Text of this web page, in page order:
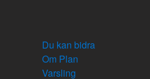
Du kan bidra
Om Plan
Varsling